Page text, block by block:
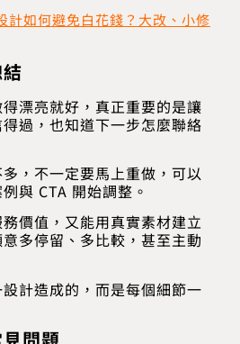
計如何避免白花錢？大改、小修
漂亮就好，真正重要的是讓
過，也知道下一步怎麼聯絡
，不一定要馬上重做，可以
與 CTA 開始調整。
價值，又能用真實素材建立
多停留、多比較，甚至主動
計造成的，而是每個細節一